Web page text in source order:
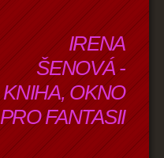
IRENA
ŠENOVÁ -
KNIHA, OKNO
PRO FANTASII